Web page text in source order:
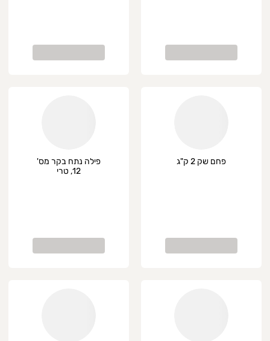
פחם שק 2 ק"ג
פילה נתח בקר מס'
12, טרי